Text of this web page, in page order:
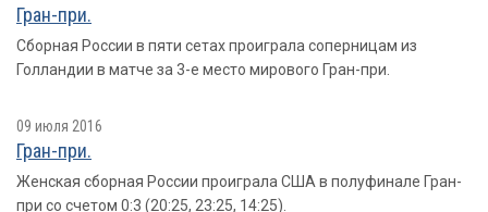
Гран-при.
Сборная России в пяти сетах проиграла соперницам из
Голландии в матче за 3-е место мирового Гран-при.
09 июля 2016
Гран-при.
Женская сборная России проиграла США в полуфинале Гран-
при со счетом 0:3 (20:25, 23:25, 14:25).